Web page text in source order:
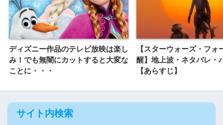
ディズニー作品のテレビ放映は楽し
み！でも無闇にカットすると大変な
ことに・・・
【スターウォーズ・フォ
醒】地上波・ネタバレ・
【あらすじ】
サイト内検索